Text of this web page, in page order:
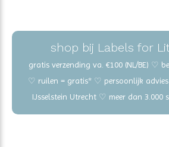
shop bij Labels for
gratis verzending va. €100 (NL/BE) ♡
♡ ruilen = gratis* ♡ persoonlijk
IJsselstein Utrecht ♡ meer dan 3.000